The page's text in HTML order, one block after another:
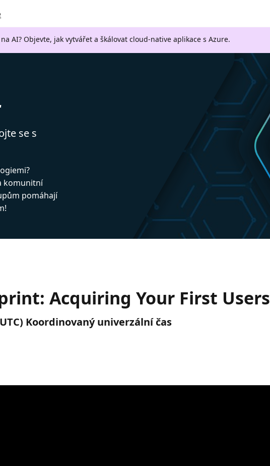
AI? Objevte, jak vytvářet a škálovat cloud-native aplikace s Azure.
se s
komunitní
pomáhají
Acquiring Your First Users
Koordinovaný univerzální čas